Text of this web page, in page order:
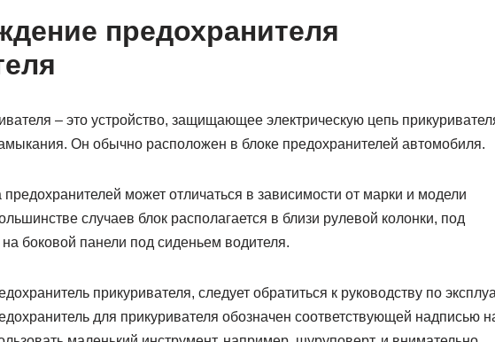
предохранителя
– это устройство, защищающее электрическую цепь
Он обычно расположен в блоке предохранителей автомобиля.
может отличаться в зависимости от марки и модели
случаев блок располагается в близи рулевой колонки, под
боковой панели под сиденьем водителя.
прикуривателя, следует обратиться к руководству по
для прикуривателя обозначен соответствующей надписью